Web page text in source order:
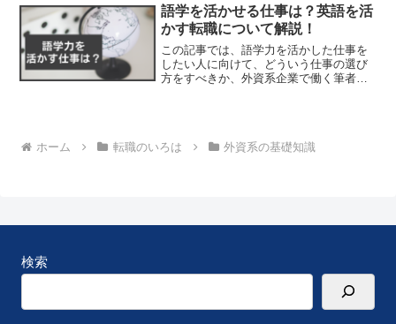
がないので、外資系企業への転職は無理
かなと思っている...
語学を活かせる仕事は？英語を活
かす転職について解説！
この記事では、語学力を活かした仕事を
したい人に向けて、どういう仕事の選び
方をすべきか、外資系企業で働く筆者が
ホーム
転職のいろは 外資系の基礎知識
検索